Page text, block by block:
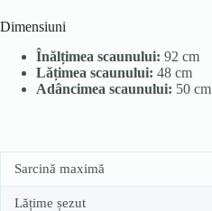
Dimensiuni
Înălțimea scaunului: 92 cm
Lățimea scaunului: 48 cm
Adâncimea scaunului: 50 cm
Sarcină maximă
Lățime șezut